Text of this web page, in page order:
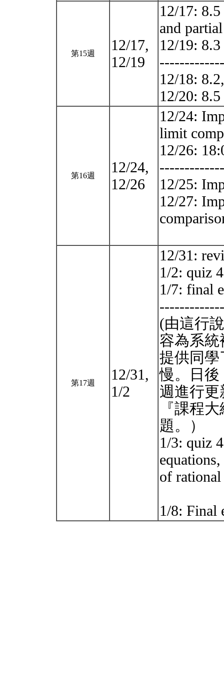
第15週
12/17,
12/19
12/17:
and
12/19:
12/18:
12/20: 8.5
第16週
12/24,
12/26
12/24:
limit
12/26:
12/25:
12/27:
第17週
12/31,
1/2
12/31:
1/2: quiz 4
1/7: final
(由這行
容為系
提供同學
慢。日後
週進行
『課程
題。）
1/3: quiz
of
1/8: Final